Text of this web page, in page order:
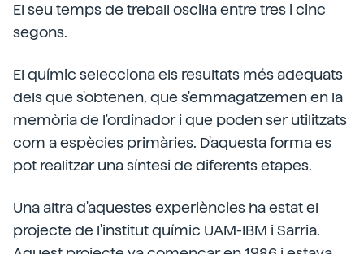
El seu temps de treball oscil·la entre tres i cinc
segons.
El químic selecciona els resultats més adequats
dels que s'obtenen, que s'emmagatzemen en la
memòria de l'ordinador i que poden ser utilitzats
com a espècies primàries. D'aquesta forma es
pot realitzar una síntesi de diferents etapes.
Una altra d'aquestes experiències ha estat el
projecte de l'institut químic UAM-IBM i Sarria.